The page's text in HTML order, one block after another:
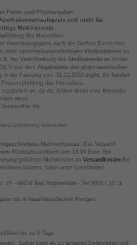
Felder sind Pflichtangaben.
und nicht für
Medikamente.
des Herstellers.
Abrechnungspreis nach der Großen Deutschen
nicht verschreibungspflichtigen Medikamenten zu
bei Verschreibung des Medikaments an Kinder
V aus dem Abgabepreis des pharmazeutischen
in der Fassung zum 31.12.2003 ergibt. Es handelt
des Herstellers.
an, da der Artikel direkt vom Hersteller
muss.
bis.
Zustimmung widerrufen
Mehrwertsteuer. Der Versand
Mindestbestellwert von 13,99 Euro. Bei
Mehrkosten an VersandkostenBei
können, fallen unter Umständen
27 - 49214 Bad Rothenfelde - Tel 0800 / 10 11
nur in haushaltsüblichen Mengen.
bis zu 6 Tage.
Daher kann es zu längeren Lieferzeiten und